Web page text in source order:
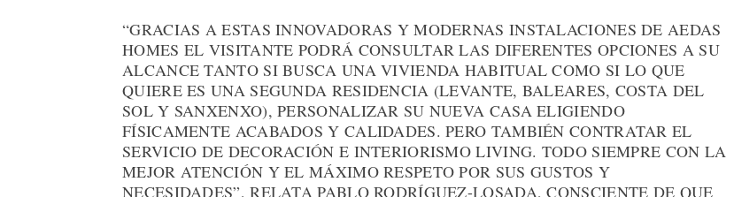
“GRACIAS A ESTAS INNOVADORAS Y MODERNAS INSTALACIONES DE AEDAS
HOMES EL VISITANTE PODRÁ CONSULTAR LAS DIFERENTES OPCIONES A SU
ALCANCE TANTO SI BUSCA UNA VIVIENDA HABITUAL COMO SI LO QUE
QUIERE ES UNA SEGUNDA RESIDENCIA (LEVANTE, BALEARES, COSTA DEL
SOL Y SANXENXO), PERSONALIZAR SU NUEVA CASA ELIGIENDO
FÍSICAMENTE ACABADOS Y CALIDADES. PERO TAMBIÉN CONTRATAR EL
SERVICIO DE DECORACIÓN E INTERIORISMO LIVING. TODO SIEMPRE CON LA
MEJOR ATENCIÓN Y EL MÁXIMO RESPETO POR SUS GUSTOS Y
NECESIDADES”, RELATA PABLO RODRÍGUEZ-LOSADA, CONSCIENTE DE QUE